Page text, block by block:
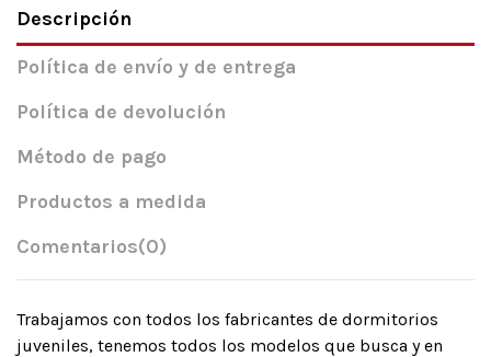
Descripción
Política de envío y de entrega
Política de devolución
Método de pago
Productos a medida
Comentarios(0)
Trabajamos con todos los fabricantes de dormitorios
juveniles, tenemos todos los modelos que busca y en